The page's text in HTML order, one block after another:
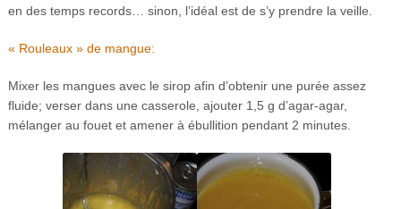
en des temps records… sinon, l’idéal est de s’y prendre la veille.
« Rouleaux » de mangue:
Mixer les mangues avec le sirop afin d’obtenir une purée assez
fluide; verser dans une casserole, ajouter 1,5 g d’agar-agar,
mélanger au fouet et amener à ébullition pendant 2 minutes.